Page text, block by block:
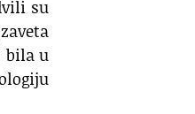
su
bila u